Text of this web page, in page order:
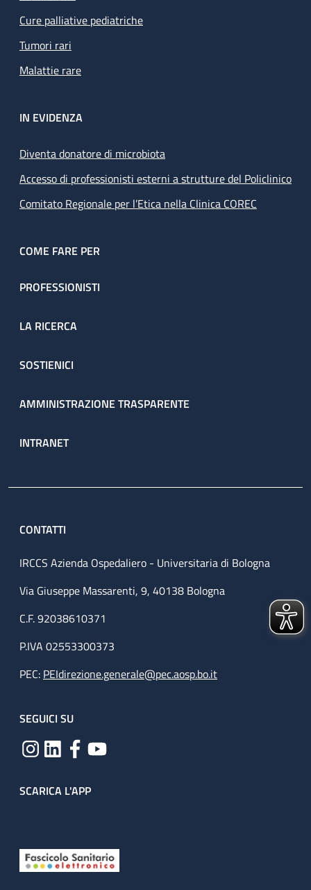
Cure palliative pediatriche
Tumori rari
Malattie rare
IN EVIDENZA
Diventa donatore di microbiota
Accesso di professionisti esterni a strutture del Policlinico
Comitato Regionale per l’Etica nella Clinica COREC
COME FARE PER
PROFESSIONISTI
LA RICERCA
SOSTIENICI
AMMINISTRAZIONE TRASPARENTE
INTRANET
CONTATTI
IRCCS Azienda Ospedaliero - Universitaria di Bologna
Via Giuseppe Massarenti, 9, 40138 Bologna
C.F. 92038610371
P.IVA 02553300373
PEC: PEIdirezione.generale@pec.aosp.bo.it
SEGUICI SU
SCARICA L'APP